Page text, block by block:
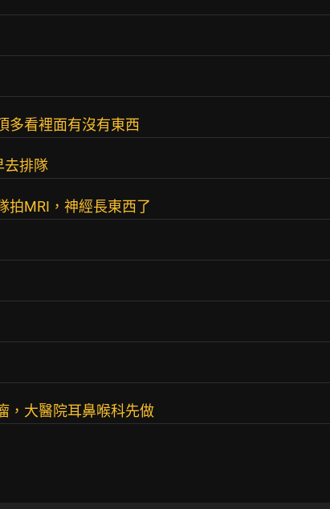
多看裡面有沒有東西
去排隊
拍MRI，神經長東西了
，大醫院耳鼻喉科先做